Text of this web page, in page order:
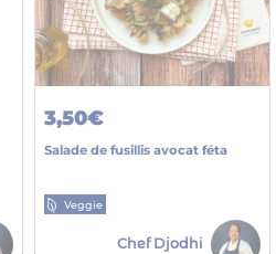
3,50€
Salade de fusillis avocat féta
Veggie
Chef Djodhi